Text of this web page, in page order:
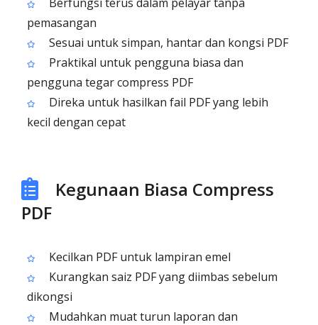
pemasangan
Sesuai untuk simpan, hantar dan kongsi PDF
Praktikal untuk pengguna biasa dan
pengguna tegar compress PDF
Direka untuk hasilkan fail PDF yang lebih
kecil dengan cepat
Kegunaan Biasa Compress
PDF
Kecilkan PDF untuk lampiran emel
Kurangkan saiz PDF yang diimbas sebelum
dikongsi
Mudahkan muat turun laporan dan